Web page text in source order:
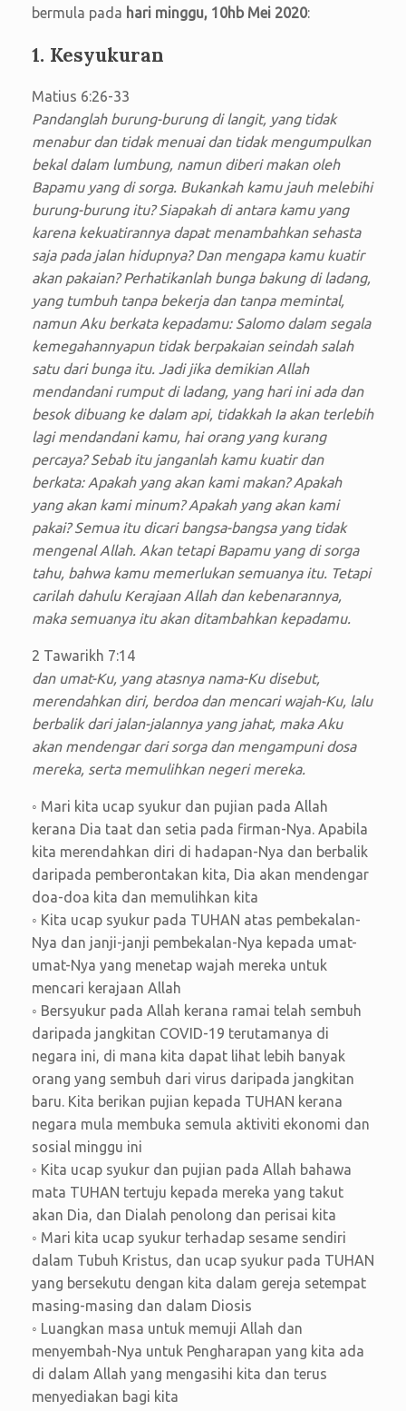
bermula pada hari minggu, 10hb Mei 2020:
1. Kesyukuran
Matius 6:26-33
Pandanglah burung-burung di langit, yang tidak
menabur dan tidak menuai dan tidak mengumpulkan
bekal dalam lumbung, namun diberi makan oleh
Bapamu yang di sorga. Bukankah kamu jauh melebihi
burung-burung itu? Siapakah di antara kamu yang
karena kekuatirannya dapat menambahkan sehasta
saja pada jalan hidupnya? Dan mengapa kamu kuatir
akan pakaian? Perhatikanlah bunga bakung di ladang,
yang tumbuh tanpa bekerja dan tanpa memintal,
namun Aku berkata kepadamu: Salomo dalam segala
kemegahannyapun tidak berpakaian seindah salah
satu dari bunga itu. Jadi jika demikian Allah
mendandani rumput di ladang, yang hari ini ada dan
besok dibuang ke dalam api, tidakkah Ia akan terlebih
lagi mendandani kamu, hai orang yang kurang
percaya? Sebab itu janganlah kamu kuatir dan
berkata: Apakah yang akan kami makan? Apakah
yang akan kami minum? Apakah yang akan kami
pakai? Semua itu dicari bangsa-bangsa yang tidak
mengenal Allah. Akan tetapi Bapamu yang di sorga
tahu, bahwa kamu memerlukan semuanya itu. Tetapi
carilah dahulu Kerajaan Allah dan kebenarannya,
maka semuanya itu akan ditambahkan kepadamu.
2 Tawarikh 7:14
dan umat-Ku, yang atasnya nama-Ku disebut,
merendahkan diri, berdoa dan mencari wajah-Ku, lalu
berbalik dari jalan-jalannya yang jahat, maka Aku
akan mendengar dari sorga dan mengampuni dosa
mereka, serta memulihkan negeri mereka.
◦ Mari kita ucap syukur dan pujian pada Allah
kerana Dia taat dan setia pada firman-Nya. Apabila
kita merendahkan diri di hadapan-Nya dan berbalik
daripada pemberontakan kita, Dia akan mendengar
doa-doa kita dan memulihkan kita
◦ Kita ucap syukur pada TUHAN atas pembekalan-
Nya dan janji-janji pembekalan-Nya kepada umat-
umat-Nya yang menetap wajah mereka untuk
mencari kerajaan Allah
◦ Bersyukur pada Allah kerana ramai telah sembuh
daripada jangkitan COVID-19 terutamanya di
negara ini, di mana kita dapat lihat lebih banyak
orang yang sembuh dari virus daripada jangkitan
baru. Kita berikan pujian kepada TUHAN kerana
negara mula membuka semula aktiviti ekonomi dan
sosial minggu ini
◦ Kita ucap syukur dan pujian pada Allah bahawa
mata TUHAN tertuju kepada mereka yang takut
akan Dia, dan Dialah penolong dan perisai kita
◦ Mari kita ucap syukur terhadap sesame sendiri
dalam Tubuh Kristus, dan ucap syukur pada TUHAN
yang bersekutu dengan kita dalam gereja setempat
masing-masing dan dalam Diosis
◦ Luangkan masa untuk memuji Allah dan
menyembah-Nya untuk Pengharapan yang kita ada
di dalam Allah yang mengasihi kita dan terus
menyediakan bagi kita